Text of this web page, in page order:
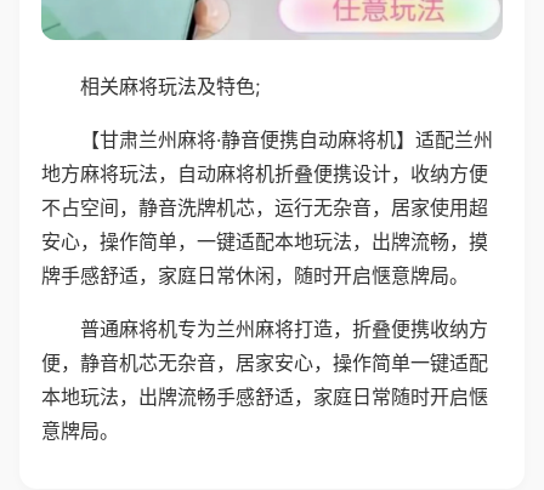
相关麻将玩法及特色;
【甘肃兰州麻将·静音便携自动麻将机】适配兰州
地方麻将玩法，自动麻将机折叠便携设计，收纳方便
不占空间，静音洗牌机芯，运行无杂音，居家使用超
安心，操作简单，一键适配本地玩法，出牌流畅，摸
牌手感舒适，家庭日常休闲，随时开启惬意牌局。
普通麻将机专为兰州麻将打造，折叠便携收纳方
便，静音机芯无杂音，居家安心，操作简单一键适配
本地玩法，出牌流畅手感舒适，家庭日常随时开启惬
意牌局。